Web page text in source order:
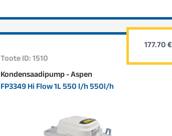
Toote ID: 1510
Kondensaadipump - Aspen
FP3349 Hi Flow 1L 550 l/h 550l/h
177.70 €